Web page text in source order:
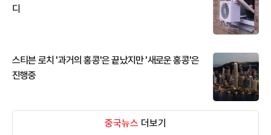
디
스티븐 로치 '과거의 홍콩'은 끝났지만 '새로운 홍콩'은
진행중
중국뉴스 더보기